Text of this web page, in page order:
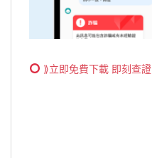
⟫立即免費下載 即刻查證